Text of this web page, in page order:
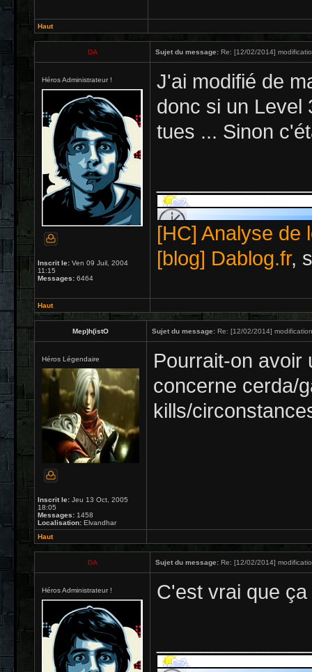
Haut
DA Sujet du message: Re: [12/02/2014]
Héros Administrateur !
Inscrit le: Ven 09 Juil, 2004
11:15
Messages: 6464
J'ai modifié de
donc si un Level
tues ... Sinon
[HC] Analyse de
[blog] Dablog.fr,
Haut
Mep)h(istO Sujet du message: Re: [12/02/2014] modification
Héros Légendaire
Inscrit le: Jeu 13 Oct, 2005
18:05
Messages: 1458
Localisation: Elvandhar
Pourrait-on avoir
concerne cerda/
kills/
Haut
DA Sujet du message: Re: [12/02/2014]
Héros Administrateur ! C'est vrai que